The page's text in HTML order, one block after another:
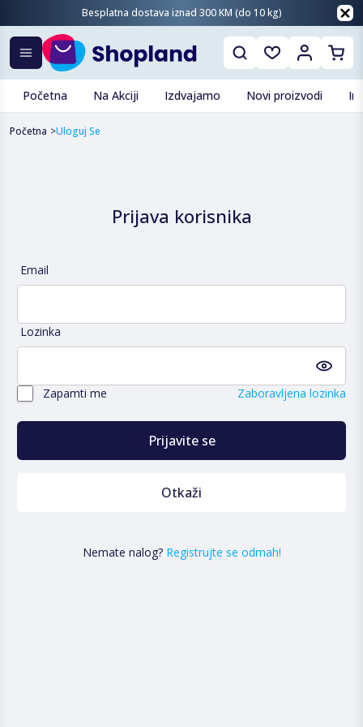
Besplatna dostava iznad 300 KM (do 10 kg)
Početna Na Akciji Izdvajamo Novi proizvodi
Početna >Uloguj Se
Prijava korisnika
Email
Lozinka
Zapamti me Zaboravljena lozinka
Prijavite se
Otkaži
Nemate nalog? Registrujte se odmah!